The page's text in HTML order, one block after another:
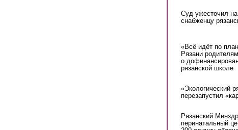
Суд ужесточил
снабженцу
«Всё идёт по
Рязани
о
рязанской школе
«Экологический
перезапустил
Рязанский
перинатальный